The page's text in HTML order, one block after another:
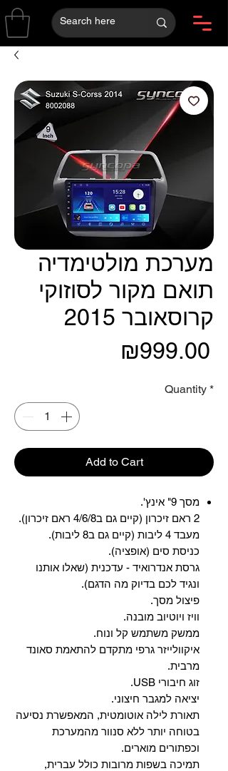
מערכת מולטימדיה
תואם מקור לסוזוקי
קרוסאובר 2015
₪999.00
Quantity *
Add to Cart
מסך 9" אינץ'.
2 ראם זיכרון (קיים גם ב4/6/8 ראם זיכרון).
מעבד 4 ליבות (קיים גם ב8 ליבות).
כניסת סים (אופציה).
גרסת אנדרואיד - עדכנית (שאלו אותנו
ונגיד לכם בדיוק מה הדגם).
פיצול מסך.
וויז ויוטיוב מובנה.
ממשק משתמש קל ונוח.
איקוולייזר גרפי מתקדם להתאמת סאונד
מרבית.
זוג חיבורי USB.
יציאה למגבר חיצוני.
תאורת לילה אוטומטית, המאפשרת נסיעה
בטוחה יותר ללא סנוור מהמערכת
וכפתורים מוארים.
תמיכה בשפות מרובות כולל עברית,